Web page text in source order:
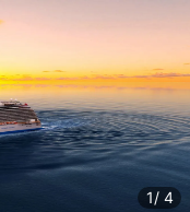
1/ 4